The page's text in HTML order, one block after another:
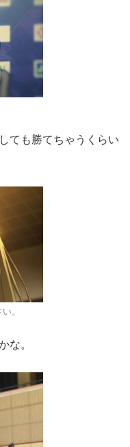
ても勝てちゃうくらい
。
な。